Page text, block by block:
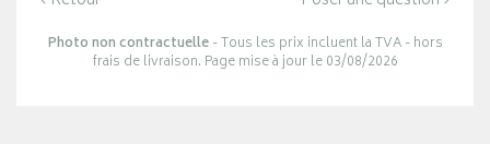
Photo non contractuelle- Tous les prix incluent la TVA - hors
frais de livraison. Page mise à jour le 03/08/2026